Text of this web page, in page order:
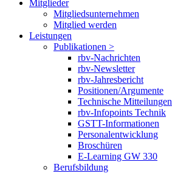
Mitglieder
Mitgliedsunternehmen
Mitglied werden
Leistungen
Publikationen >
rbv-Nachrichten
rbv-Newsletter
rbv-Jahresbericht
Positionen/Argumente
Technische Mitteilungen
rbv-Infopoints Technik
GSTT-Informationen
Personalentwicklung
Broschüren
E-Learning GW 330
Berufsbildung